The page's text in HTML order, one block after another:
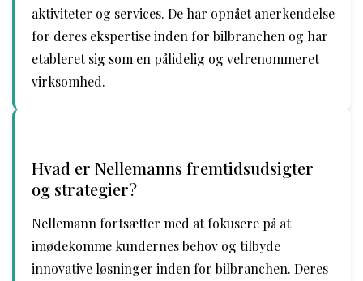
aktiviteter og services. De har opnået anerkendelse
for deres ekspertise inden for bilbranchen og har
etableret sig som en pålidelig og velrenommeret
virksomhed.
Hvad er Nellemanns fremtidsudsigter
og strategier?
Nellemann fortsætter med at fokusere på at
imødekomme kundernes behov og tilbyde
innovative løsninger inden for bilbranchen. Deres